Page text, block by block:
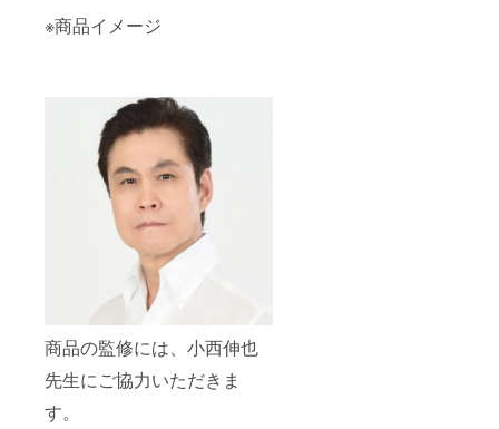
※商品イメージ
商品の監修には、小西伸也
先生にご協力いただきま
す。